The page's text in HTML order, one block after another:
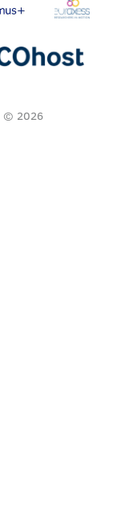
© 2026